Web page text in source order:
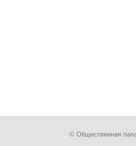
© Общественная